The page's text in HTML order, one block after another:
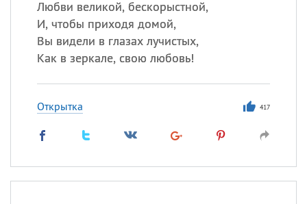
Любви великой, бескорыстной,
И, чтобы приходя домой,
Вы видели в глазах лучистых,
Как в зеркале, свою любовь!
Открытка 417